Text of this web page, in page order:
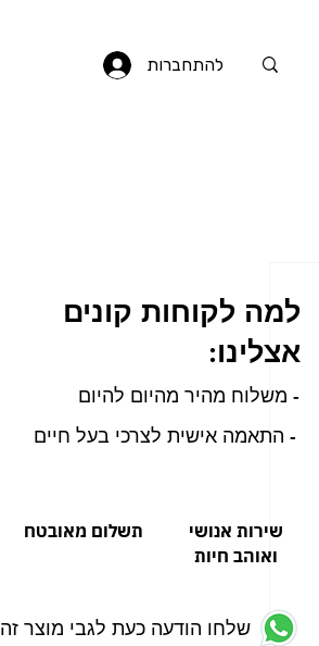
להתחברות
למה לקוחות קונים
אצלינו:
- משלוח מהיר מהיום להיום
- התאמה אישית לצרכי בעל חיים
שלחו הודעה כעת לגבי מוצר זה
תשלום מאובטח
שירות אנושי
ואוהב חיות